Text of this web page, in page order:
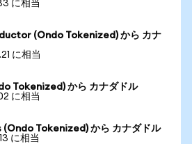
に相当
(Ondo Tokenized) から カナ
に相当
Tokenized) から カナダドル
に相当
Tokenized) から カナダドル
に相当